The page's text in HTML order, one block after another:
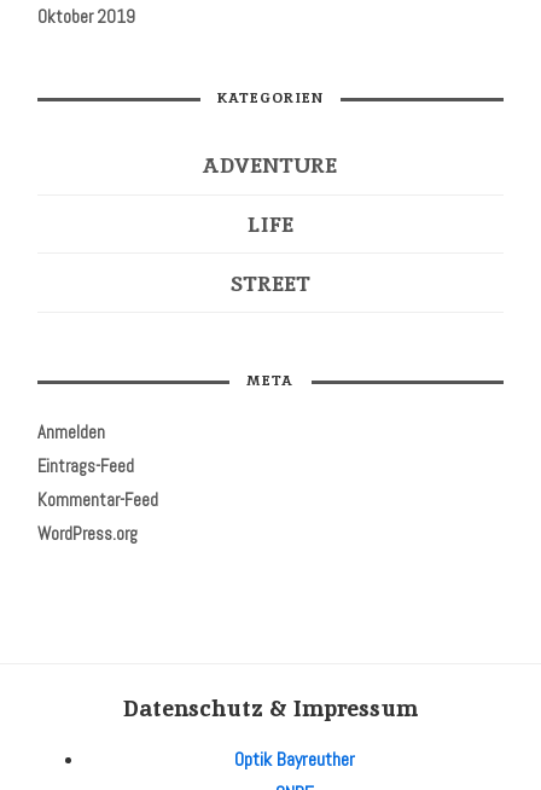
Oktober 2019
KATEGORIEN
ADVENTURE
LIFE
STREET
META
Anmelden
Eintrags-Feed
Kommentar-Feed
WordPress.org
Datenschutz & Impressum
Optik Bayreuther